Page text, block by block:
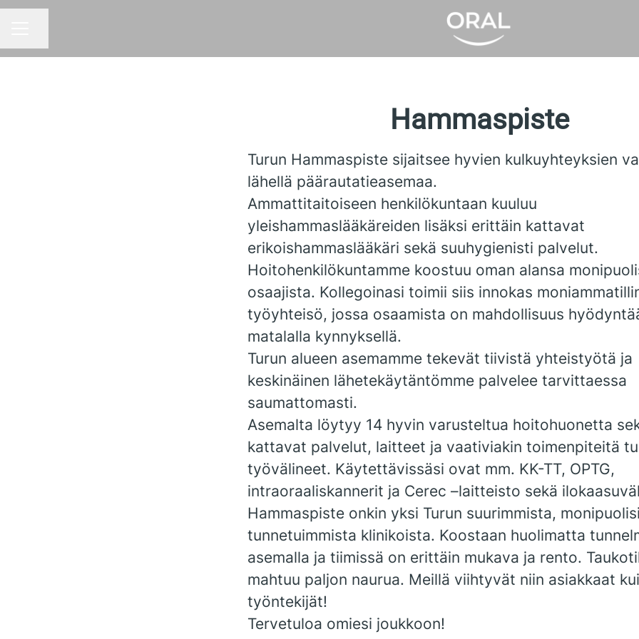
Hammaspiste
Turun Hammaspiste sijaitsee hyvien kulkuyhteyksien
lähellä päärautatieasemaa.
Ammattitaitoiseen henkilökuntaan kuuluu
yleishammaslääkäreiden lisäksi erittäin kattavat
erikoishammaslääkäri sekä suuhygienisti palvelut.
Hoitohenkilökuntamme koostuu oman alansa
osaajista. Kollegoinasi toimii siis innokas
työyhteisö, jossa osaamista on mahdollisuus
matalalla kynnyksellä.
Turun alueen asemamme tekevät tiivistä yhteistyötä ja
keskinäinen lähetekäytäntömme palvelee tarvittaessa
saumattomasti.
Asemalta löytyy 14 hyvin varusteltua hoitohuonetta
kattavat palvelut, laitteet ja vaativiakin toimenpiteitä
työvälineet. Käytettävissäsi ovat mm. KK-TT, OPTG,
intraoraaliskannerit ja Cerec –laitteisto sekä
Hammaspiste onkin yksi Turun suurimmista,
tunnetuimmista klinikoista. Koostaan huolimatta
asemalla ja tiimissä on erittäin mukava ja rento.
mahtuu paljon naurua. Meillä viihtyvät niin asiakkaat
työntekijät!
Tervetuloa omiesi joukkoon!